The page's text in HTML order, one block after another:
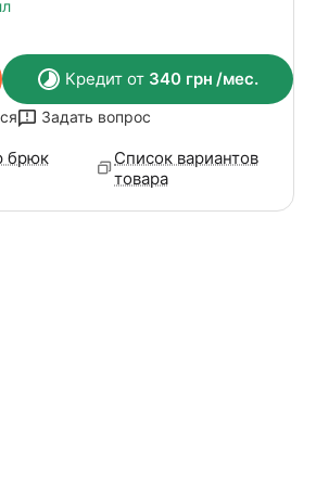
Кредит от 340грн /мес.
Задать вопрос
брюк
Список вариантов
товара